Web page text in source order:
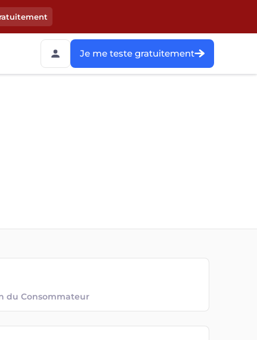
Je me teste gratuitement
du Consommateur